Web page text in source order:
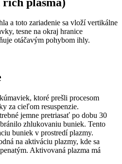
a toto zariadenie sa vloží vertikálne
tesne na okraj hranice
otáčavým pohybom ihly.
ktoré prešli procesom
za cieľom resuspenzie.
jemne pretriasať po dobu 30
zhlukovaniu buniek. Tento
buniek v prostredí plazmy.
na aktiváciu plazmy, kde sa
Aktivovaná plazma má